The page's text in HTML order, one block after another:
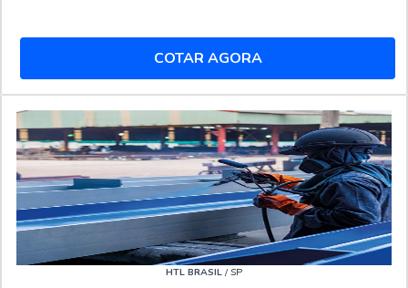
COTAR AGORA
HTL BRASIL / SP